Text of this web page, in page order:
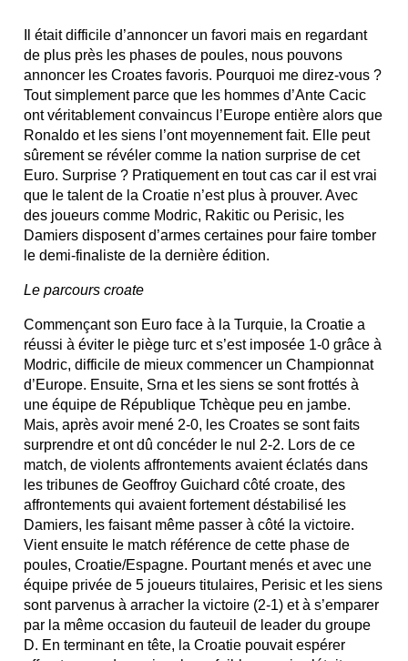
Il était difficile d’annoncer un favori mais en regardant
de plus près les phases de poules, nous pouvons
annoncer les Croates favoris. Pourquoi me direz-vous ?
Tout simplement parce que les hommes d’Ante Cacic
ont véritablement convaincus l’Europe entière alors que
Ronaldo et les siens l’ont moyennement fait. Elle peut
sûrement se révéler comme la nation surprise de cet
Euro. Surprise ? Pratiquement en tout cas car il est vrai
que le talent de la Croatie n’est plus à prouver. Avec
des joueurs comme Modric, Rakitic ou Perisic, les
Damiers disposent d’armes certaines pour faire tomber
le demi-finaliste de la dernière édition.
Le parcours croate
Commençant son Euro face à la Turquie, la Croatie a
réussi à éviter le piège turc et s’est imposée 1-0 grâce à
Modric, difficile de mieux commencer un Championnat
d’Europe. Ensuite, Srna et les siens se sont frottés à
une équipe de République Tchèque peu en jambe.
Mais, après avoir mené 2-0, les Croates se sont faits
surprendre et ont dû concéder le nul 2-2. Lors de ce
match, de violents affrontements avaient éclatés dans
les tribunes de Geoffroy Guichard côté croate, des
affrontements qui avaient fortement déstabilisé les
Damiers, les faisant même passer à côté la victoire.
Vient ensuite le match référence de cette phase de
poules, Croatie/Espagne. Pourtant menés et avec une
équipe privée de 5 joueurs titulaires, Perisic et les siens
sont parvenus à arracher la victoire (2-1) et à s’emparer
par la même occasion du fauteuil de leader du groupe
D. En terminant en tête, la Croatie pouvait espérer